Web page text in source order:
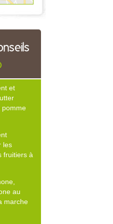
et
pomme
les
fruitiers à
au
marche